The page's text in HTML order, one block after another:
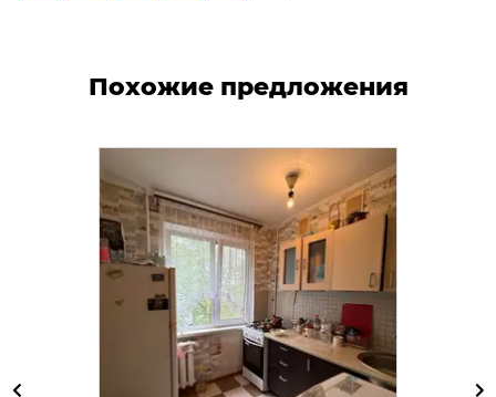
Похожие предложения